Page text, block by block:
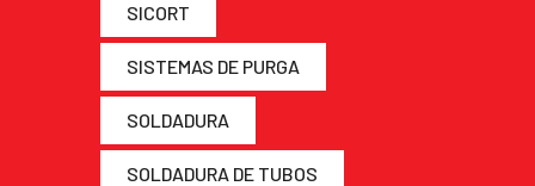
SICORT
SISTEMAS DE PURGA
SOLDADURA
SOLDADURA DE TUBOS